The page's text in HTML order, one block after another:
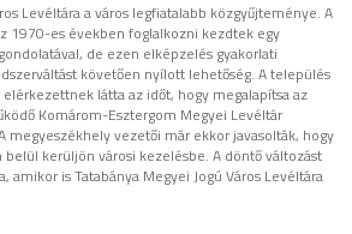
Levéltára a város legfiatalabb közgyűjteménye. A
1970-es években foglalkozni kezdtek egy
de ezen elképzelés gyakorlati
követően nyílott lehetőség. A település
látta az időt, hogy megalapítsa az
Komárom-Esztergom Megyei Levéltár
megyeszékhely vezetői már ekkor javasolták, hogy
kerüljön városi kezelésbe. A döntő változást
amikor is Tatabánya Megyei Jogú Város Levéltára